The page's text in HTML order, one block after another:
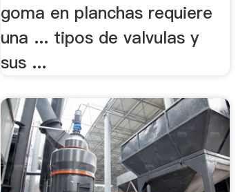
goma en planchas requiere
una ... tipos de valvulas y
sus ...